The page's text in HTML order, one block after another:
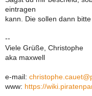
eintragen
kann. Die sollen dann
--
Viele Grüße, Christophe
aka maxwell
e-mail:
www: https://